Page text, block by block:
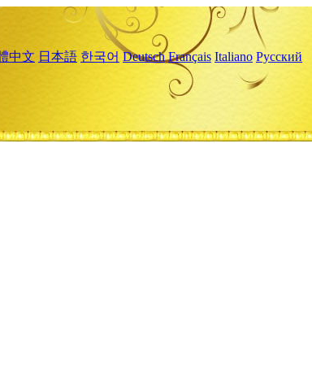
中文 日本語 한국어 Deutsch Français Italiano Русский